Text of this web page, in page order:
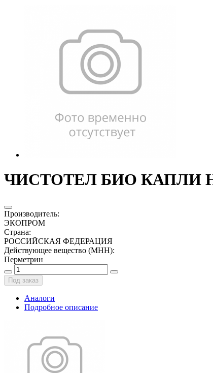
ЧИСТОТЕЛ БИО КАПЛИ
Производитель:
ЭКОПРОМ
Страна:
РОССИЙСКАЯ ФЕДЕРАЦИЯ
Действующее вещество (МНН):
Перметрин
Под заказ
Аналоги
Подробное описание